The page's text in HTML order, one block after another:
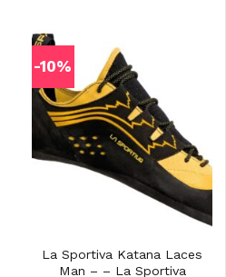
-10%
La Sportiva Katana Laces
Man – – La Sportiva